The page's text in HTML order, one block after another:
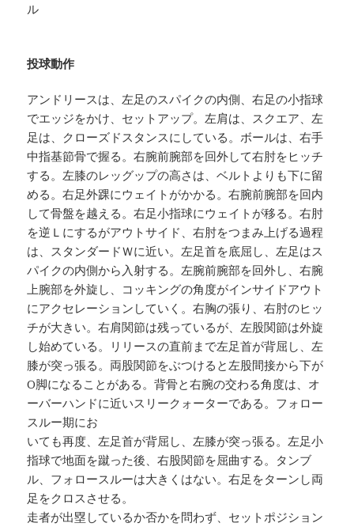
ル
投球動作
アンドリースは、左足のスパイクの内側、右足の小指球
でエッジをかけ、セットアップ。左肩は、スクエア、左
足は、クローズドスタンスにしている。ボールは、右手
中指基節骨で握る。右腕前腕部を回外して右肘をヒッチ
する。左膝のレッグップの高さは、ベルトよりも下に留
める。右足外踝にウェイトがかかる。右腕前腕部を回内
して骨盤を越える。右足小指球にウェイトが移る。右肘
を逆Ｌにするがアウトサイド、右肘をつまみ上げる過程
は、スタンダードＷに近い。左足首を底屈し、左足はス
パイクの内側から入射する。左腕前腕部を回外し、右腕
上腕部を外旋し、コッキングの角度がインサイドアウト
にアクセレーションしていく。右胸の張り、右肘のヒッ
チが大きい。右肩関節は残っているが、左股関節は外旋
し始めている。リリースの直前まで左足首が背屈し、左
膝が突っ張る。両股関節をぶつけると左股間接から下が
O脚になることがある。背骨と右腕の交わる角度は、オ
ーバーハンドに近いスリークォーターである。フォロー
スルー期にお
いても再度、左足首が背屈し、左膝が突っ張る。左足小
指球で地面を蹴った後、右股関節を屈曲する。タンブ
ル、フォロースルーは大きくはない。右足をターンし両
足をクロスさせる。
走者が出塁しているか否かを問わず、セットポジション